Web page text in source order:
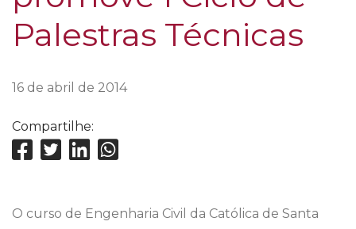
Palestras Técnicas
16 de abril de 2014
Compartilhe:
O curso de Engenharia Civil da Católica de Santa